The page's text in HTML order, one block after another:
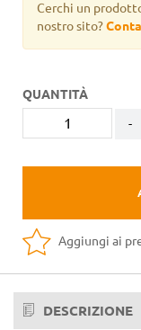
Cerchi un
nostro sito?
QUANTITÀ
-
Aggiungi ai
DESCRIZIONE